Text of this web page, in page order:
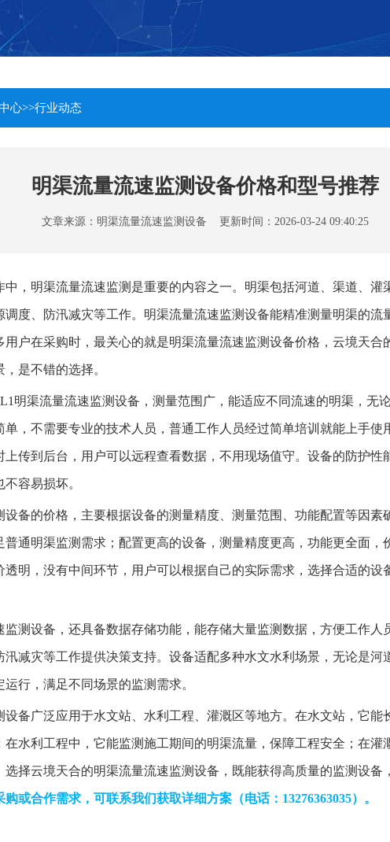
心>>行业动态
明渠流量流速监测设备价格和型号推荐
文章来源： 明渠流量流速监测设备 更新时间：2026-03-24 09:40:25
中，明渠流量流速监测是重要的内容之一。明渠包括河道、渠道、灌
调度、防汛减灾等工作。明渠流量流速监测设备能精准测量明渠的流
用户在采购时，最关心的就是明渠流量流速监测设备价格，云境天合
是不错的选择。
明渠流量流速监测设备，测量范围广，能适应不同流速的明渠，无
单，不需要专业的技术人员，普通工作人员经过简单培训就能上手使
上传到后台，用户可以远程查看数据，不用现场值守。设备的防护性
容易损坏。
设备的价格，主要根据设备的测量精度、测量范围、功能配置等因素
普通明渠监测需求；配置更高的设备，测量精度更高，功能更全面，
透明，没有中间环节，用户可以根据自己的实际需求，选择合适的设
监测设备，还具备数据存储功能，能存储大量监测数据，方便工作人
汛减灾等工作提供决策支持。设备适配多种水文水利场景，无论是河
行，满足不同场景的监测需求。
设备广泛应用于水文站、水利工程、灌溉区等地方。在水文站，它能
在水利工程中，它能监测施工期间的明渠流量，保障工程安全；在灌
选择云境天合的明渠流量流速监测设备，既能获得高质量的监测设备
购或合作需求，可联系我们获取详细方案 （电话：13276363035） 。